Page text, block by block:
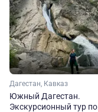
Дагестан, Кавказ
Южный Дагестан.
Экскурсионный тур по